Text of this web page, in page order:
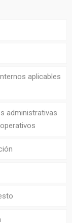
aplicables
administrativas